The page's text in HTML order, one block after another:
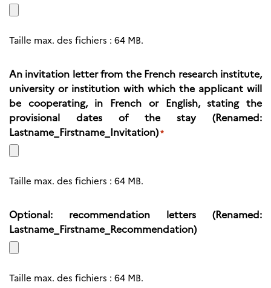
Taille max. des fichiers : 64 MB.
An invitation letter from the French research institute,
university or institution with which the applicant will
be cooperating, in French or English, stating the
provisional dates of the stay (Renamed:
Lastname_Firstname_Invitation)*
Taille max. des fichiers : 64 MB.
Optional: recommendation letters (Renamed:
Lastname_Firstname_Recommendation)
Taille max. des fichiers : 64 MB.